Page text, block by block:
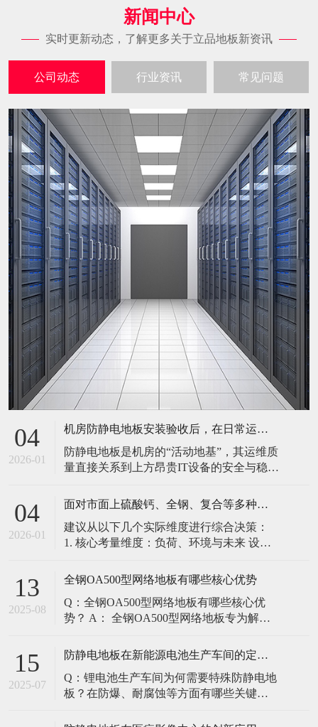
新闻中心
实时更新动态，了解更多关于立品地板新资讯
公司动态 行业资讯 常见问题
04
2026-01
机房防静电地板安装验收后，在日常运维中常常被忽视。请问，一套规范的、可操作的维护规程应包含哪些内容？有哪些“小问题”若不及时处理，会演变成“大故障”？
防静电地板是机房的“活动地基”，其运维质
量直接关系到上方昂贵IT设备的安全与稳
修，是保障其长期可靠的关键。 1. 建立分
由值班工程师执行）： 观： 巡检时观察地
面有无明显的水渍、油污或其它液体泼
04
2026-01
面对市面上硫酸钙、全钢、复合等多种类型的机房防静电地板，我们该如何科学选型？除了预算，更应该从哪些实际维度进行考量，以避免“过度配置”或“配置不足”？
建议从以下几个实际维度进行综合决策：
1. 核心考量维度：负荷、环境与未来 设备
您必须计算机房规划区域内最重设备的单
点载荷（通常指服务器机柜的支脚压
力）。 轻型机房（标准服务器/网络柜）：
单点载荷通常在1960N，主流的优质复合地
13
2025-08
全钢OA500型网络地板有哪些核心优势
Q：全钢OA500型网络地板有哪些核心优
势？ A： 全钢OA500型网络地板专为解决
以下核心优势： 高强度结构：采用优质冷
轧钢板拉伸焊接成型，表面磷化后静电喷
塑，防锈耐磨，承重性能优异。 便捷布
线：配套活动线槽板设计，可轻松掀起盖
15
2025-07
防静电地板在新能源电池生产车间的定制化解决方案
Q：锂电池生产车间为何需要特殊防静电地
板？在防爆、耐腐蚀等方面有哪些关键技
环境并存的特殊场景，需要全方位防护方